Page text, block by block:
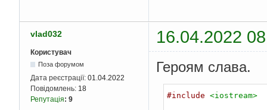
vlad032 16.04.2022
Користувач
Поза форумом
Дата реєстрації: 01.04.2022
Повідомлень: 18
Репутація: 9
Героям слава.
#include <iostream>